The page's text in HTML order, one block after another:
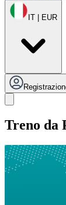
IT | EUR
Treno da